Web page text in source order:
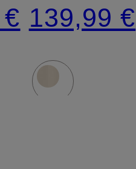
139,99 €